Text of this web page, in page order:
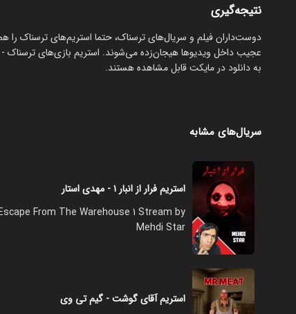
نتیجه‌گیری
دوست‌داران فیلم و سریال‌های ترسناک، حتما استریم‌های ترسناک را هم
به دانلود در مایکت قابل مشاهده هستند.
سریال‌های مشابه
استریم فرار از انبار ۱ - مهدی استار
From The Warehouse 1 Stream by
Mehdi Star
استریم آقای گوشت - گیم تی وی